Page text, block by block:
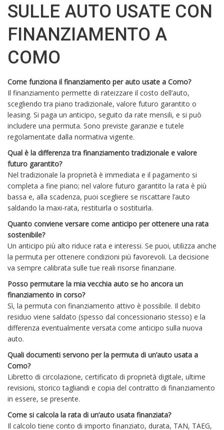
SULLE AUTO USATE CON
FINANZIAMENTO A
COMO
Come funziona il finanziamento per auto usate a Como?
Il finanziamento permette di rateizzare il costo dell’auto,
scegliendo tra piano tradizionale, valore futuro garantito o
leasing. Si paga un anticipo, seguito da rate mensili, e si può
includere una permuta. Sono previste garanzie e tutele
regolamentate dalla normativa vigente.
Qual è la differenza tra finanziamento tradizionale e valore
futuro garantito?
Nel tradizionale la proprietà è immediata e il pagamento si
completa a fine piano; nel valore futuro garantito la rata è più
bassa e, alla scadenza, puoi scegliere se riscattare l’auto
saldando la maxi-rata, restituirla o sostituirla.
Quanto conviene versare come anticipo per ottenere una rata
sostenibile?
Un anticipo più alto riduce rata e interessi. Se puoi, utilizza anche
la permuta per ottenere condizioni più favorevoli. La decisione
va sempre calibrata sulle tue reali risorse finanziarie.
Posso permutare la mia vecchia auto se ho ancora un
finanziamento in corso?
Sì, la permuta con finanziamento attivo è possibile. Il debito
residuo viene saldato (spesso dal concessionario stesso) e la
differenza eventualmente versata come anticipo sulla nuova
auto.
Quali documenti servono per la permuta di un’auto usata a
Como?
Libretto di circolazione, certificato di proprietà digitale, ultime
revisioni, storico tagliandi e copia del contratto di finanziamento
in essere, se presente.
Come si calcola la rata di un’auto usata finanziata?
Il calcolo tiene conto di importo finanziato, durata, TAN, TAEG,